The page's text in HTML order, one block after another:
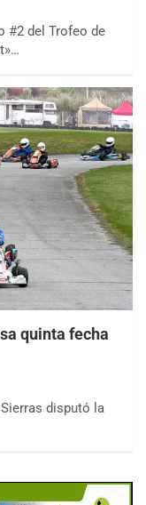
#2 del Trofeo de
quinta fecha
disputó la